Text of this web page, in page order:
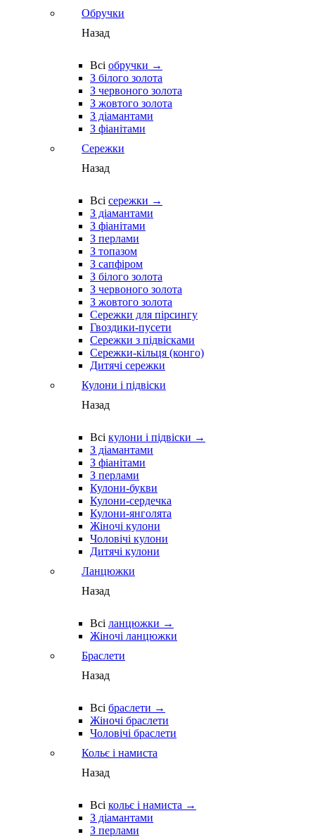
Обручки
Назад
Всі обручки →
З білого золота
З червоного золота
З жовтого золота
З діамантами
З фіанітами
Сережки
Назад
Всі сережки →
З діамантами
З фіанітами
З перлами
З топазом
З сапфіром
З білого золота
З червоного золота
З жовтого золота
Сережки для пірсингу
Гвоздики-пусети
Сережки з підвісками
Сережки-кільця (конго)
Дитячі сережки
Кулони і підвіски
Назад
Всі кулони і підвіски →
З діамантами
З фіанітами
З перлами
Кулони-букви
Кулони-сердечка
Кулони-янголята
Жіночі кулони
Чоловічі кулони
Дитячі кулони
Ланцюжки
Назад
Всі ланцюжки →
Жіночі ланцюжки
Браслети
Назад
Всі браслети →
Жіночі браслети
Чоловічі браслети
Кольє і намиста
Назад
Всі кольє і намиста →
З діамантами
З перлами